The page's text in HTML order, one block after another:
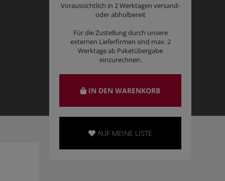
Voraussichtlich in 2 Werktagen versand-
oder abholbereit
Für die Zustellung durch unsere
externen Lieferfirmen sind max. 2
Werktage ab Paketübergabe
einzurechnen.
IN DEN WARENKORB
AUF MEINE LISTE